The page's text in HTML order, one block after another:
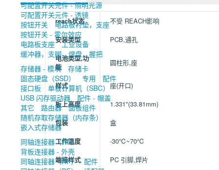
可配置开关元件 - 照明光源
可配置开关元件 - 透镜
按钮开关
电路板衬垫，支座
按钮开关 - 霍尔效应
电路板支座
工业设备
缓冲器，支脚，焊盘，握把
存储器 - 模块
存储卡
固态硬盘（SSD）
专用
配件
接口板
单板计算机（SBC）
USB 闪存驱动器
配件 - 帽盖
其它
路由器
面板组件
随机存取存储器（内存条）
嵌入式存储器
同轴连接器（RF）
背板连接器 - 外壳
同轴连接器（RF） - 配件
reach状态
不受 REACH影响
安装类型
PCB,通孔
电池类型,功
能
圆柱形,座
样式
座(开口)
板上高度
1.331"(33.81mm)
包装
盒
工作温度
-30℃~70℃
端接样式
PC 引脚,焊片